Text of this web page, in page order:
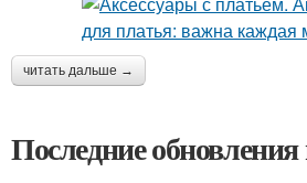
читать дальше →
Последние обновления